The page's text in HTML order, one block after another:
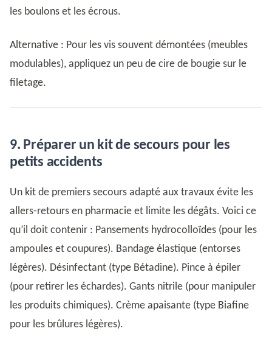
les boulons et les écrous.
Alternative : Pour les vis souvent démontées (meubles
modulables), appliquez un peu de cire de bougie sur le
filetage.
9. Préparer un kit de secours pour les
petits accidents
Un kit de premiers secours adapté aux travaux évite les
allers-retours en pharmacie et limite les dégâts. Voici ce
qu’il doit contenir : Pansements hydrocolloïdes (pour les
ampoules et coupures). Bandage élastique (entorses
légères). Désinfectant (type Bétadine). Pince à épiler
(pour retirer les échardes). Gants nitrile (pour manipuler
les produits chimiques). Crème apaisante (type Biafine
pour les brûlures légères).